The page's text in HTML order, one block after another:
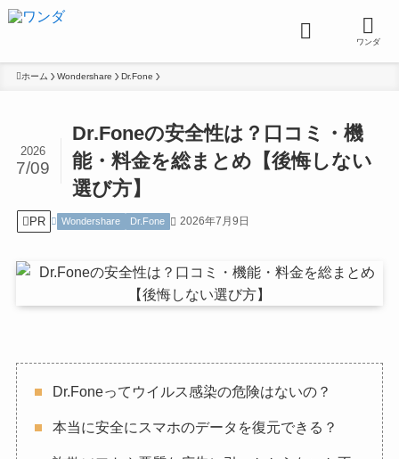
ワンダ
ホーム Wondershare Dr.Fone
Dr.Foneの安全性は？口コミ・機
能・料金を総まとめ【後悔しない
選び方】
2026
7/09
PR Wondershare Dr.Fone 2026年7月9日
Dr.Foneってウイルス感染の危険はないの？
本当に安全にスマホのデータを復元できる？